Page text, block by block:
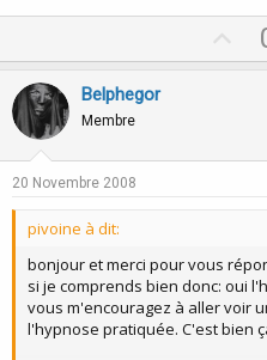
p
t
Belphegor
Membre
20 Novembre 2008
pivoine à dit:
bonjour et merci pour vous
si je comprends bien donc: oui
vous m'encouragez à aller voir
l'hypnose pratiquée. C'est bien